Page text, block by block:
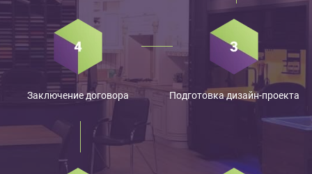
Подготовка дизайн-проекта
Заключение договора